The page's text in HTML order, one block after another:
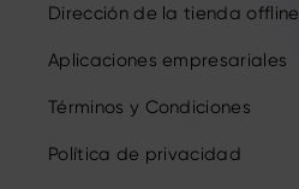
Dirección de la tienda offline
Aplicaciones empresariales
Términos y Condiciones
Política de privacidad